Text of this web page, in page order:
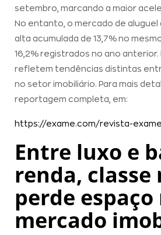
setembro, marcando a maior
No entanto, o mercado de
alta acumulada de 13,7% no
16,2% registrados no ano anterior.
refletem tendências distintas
no setor imobiliário. Para mais
reportagem completa, em:
https://exame.com/revista-
Entre luxo e
renda, classe
perde espaço
mercado